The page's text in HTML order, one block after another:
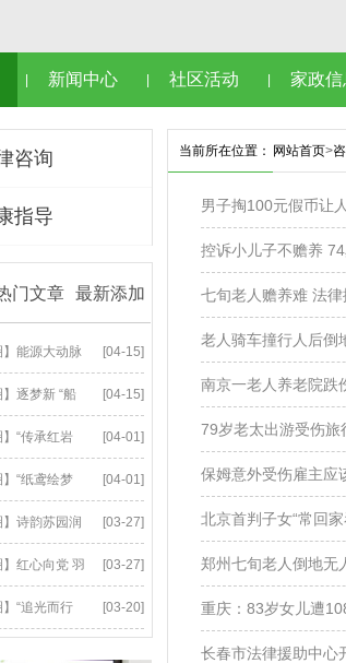
新闻中心 社区活动 家政信
咨询
指导
门文章 最新添加
[04-15]
】能源大动脉
[04-15]
】逐梦新 “船
[04-01]
】“传承红岩
[04-01]
】“纸鸢绘梦
[03-27]
】诗韵苏园润
[03-27]
】红心向党 羽
[03-20]
】“追光而行
当前所在位置： 网站首页>
男子掏100元假币让
控诉小儿子不赡养
七旬老人赡养难 法
老人骑车撞行人后倒
南京一老人养老院跌
79岁老太出游受伤旅
保姆意外受伤雇主应
北京首判子女“常回
郑州七旬老人倒地无
重庆：83岁女儿遭
长春市法律援助中心